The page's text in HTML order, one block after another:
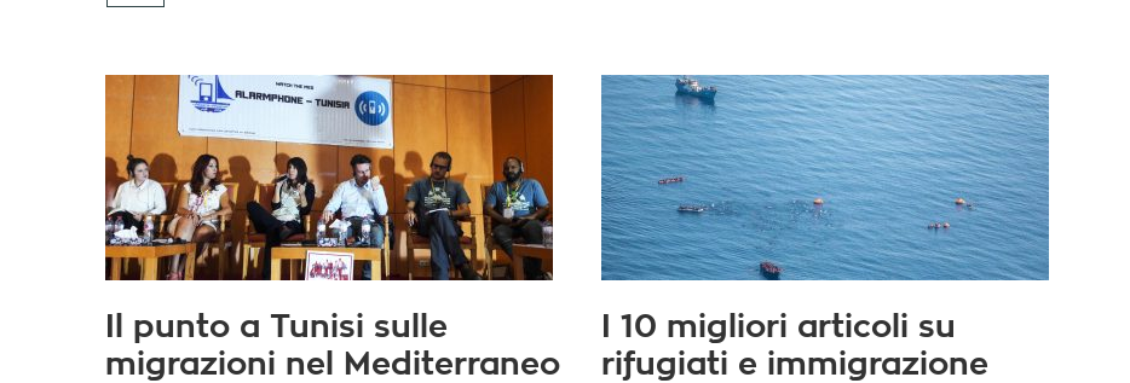
Il punto a Tunisi sulle
migrazioni nel Mediterraneo
I 10 migliori articoli su
rifugiati e immigrazione